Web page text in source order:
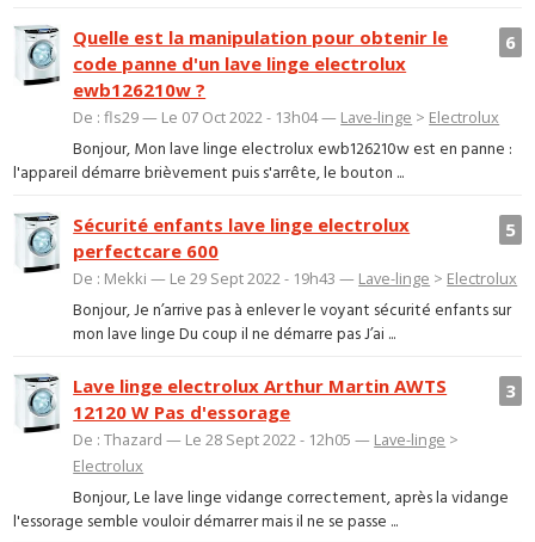
6
Quelle est la manipulation pour obtenir le
code panne d'un lave linge electrolux
ewb126210w ?
De : fls29 — Le 07 Oct 2022 - 13h04 — Lave-linge > Electrolux
Bonjour, Mon lave linge electrolux ewb126210w est en panne :
l'appareil démarre brièvement puis s'arrête, le bouton ...
5
Sécurité enfants lave linge electrolux
perfectcare 600
De : Mekki — Le 29 Sept 2022 - 19h43 — Lave-linge > Electrolux
Bonjour, Je n’arrive pas à enlever le voyant sécurité enfants sur
mon lave linge Du coup il ne démarre pas J’ai ...
3
Lave linge electrolux Arthur Martin AWTS
12120 W Pas d'essorage
De : Thazard — Le 28 Sept 2022 - 12h05 — Lave-linge >
Electrolux
Bonjour, Le lave linge vidange correctement, après la vidange
l'essorage semble vouloir démarrer mais il ne se passe ...